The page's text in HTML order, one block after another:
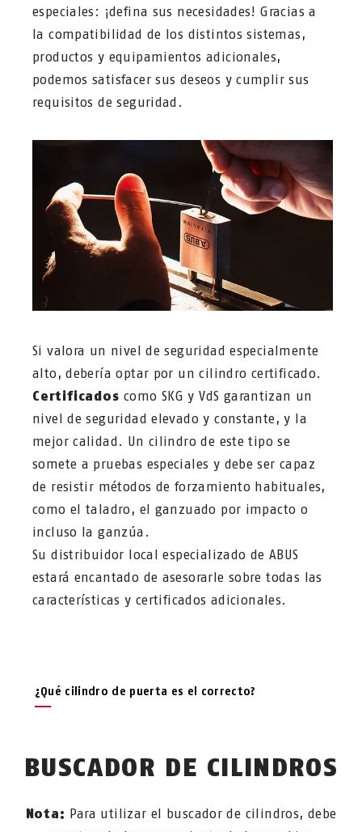
especiales: ¡defina sus necesidades! Gracias a
la compatibilidad de los distintos sistemas,
productos y equipamientos adicionales,
podemos satisfacer sus deseos y cumplir sus
requisitos de seguridad.
Si valora un nivel de seguridad especialmente
alto, debería optar por un cilindro certificado.
Certificados como SKG y VdS garantizan un
nivel de seguridad elevado y constante, y la
mejor calidad. Un cilindro de este tipo se
somete a pruebas especiales y debe ser capaz
de resistir métodos de forzamiento habituales,
como el taladro, el ganzuado por impacto o
incluso la ganzúa.
Su distribuidor local especializado de ABUS
estará encantado de asesorarle sobre todas las
características y certificados adicionales.
¿Qué cilindro de puerta es el correcto?
BUSCADOR DE CILINDROS
Nota: Para utilizar el buscador de cilindros, debe